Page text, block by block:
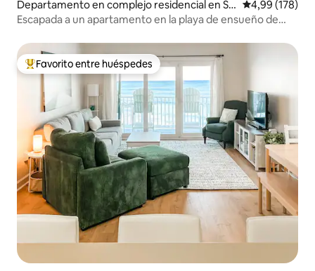
Departamento en complejo residencial en Sal
ter Path
Calificación
4,99 (178)
Escapada a un apartamento en la playa de ensueño de
Favorito entre los huéspedes más destacados
Favorito entre huéspedes